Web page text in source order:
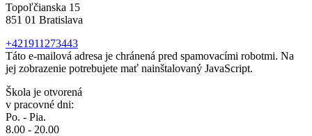
Topoľčianska 15
851 01 Bratislava
+421911273443
Táto e-mailová adresa je chránená pred spamovacími robotmi. Na
jej zobrazenie potrebujete mať nainštalovaný JavaScript.
Škola je otvorená
v pracovné dni:
Po. - Pia.
8.00 - 20.00